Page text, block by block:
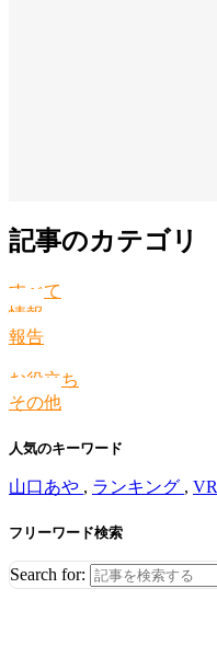
記事のカテゴリ
すべて
情報
報告
お役立ち
その他
人気のキーワード
山口あや , ランキング , VR
フリーワード検索
Search for: